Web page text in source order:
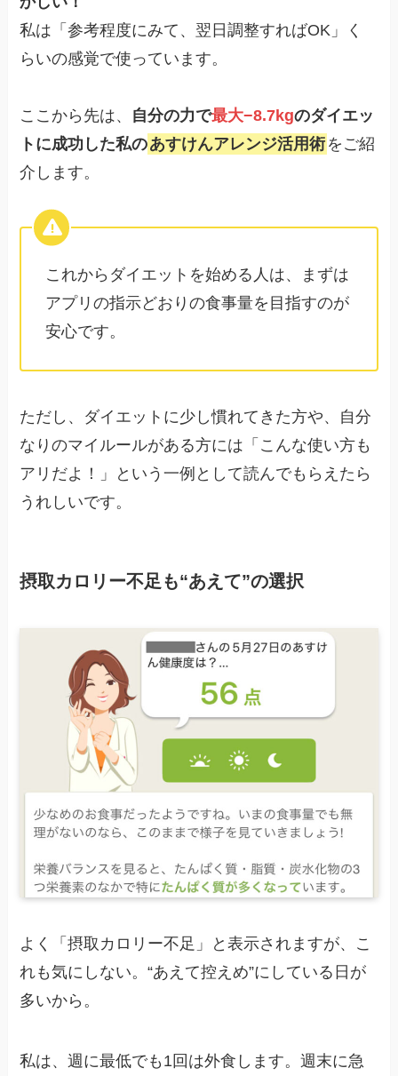
私は「参考程度にみて、翌日調整すればOK」く
らいの感覚で使っています。
ここから先は、 自分の力で最大−8.7kgのダイエッ
トに成功した私のあすけんアレンジ活用術 をご紹
介します。
これからダイエットを始める人は、まずは
アプリの指示どおりの食事量を目指すのが
安心です。
ただし、ダイエットに少し慣れてきた方や、自分
なりのマイルールがある方には「こんな使い方も
アリだよ！」という一例として読んでもらえたら
うれしいです。
摂取カロリー不足も“あえて”の選択
よく「摂取カロリー不足」と表示されますが、こ
れも気にしない。“あえて控えめ”にしている日が
多いから。
私は、週に最低でも1回は外食します。週末に急